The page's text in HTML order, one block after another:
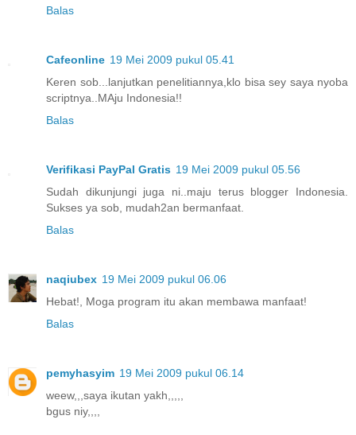
Balas
Cafeonline 19 Mei 2009 pukul 05.41
Keren sob...lanjutkan penelitiannya,klo bisa sey saya nyoba
scriptnya..MAju Indonesia!!
Balas
Verifikasi PayPal Gratis 19 Mei 2009 pukul 05.56
Sudah dikunjungi juga ni..maju terus blogger Indonesia.
Sukses ya sob, mudah2an bermanfaat.
Balas
naqiubex 19 Mei 2009 pukul 06.06
Hebat!, Moga program itu akan membawa manfaat!
Balas
pemyhasyim 19 Mei 2009 pukul 06.14
weew,,,saya ikutan yakh,,,,,
bgus niy,,,,